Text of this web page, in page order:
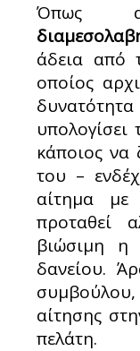
Όπως
άδεια από
οποίος
κάποιος
του –
αίτημα
προταθεί
βιώσιμη
δανείου.
αίτησης
πελάτη.